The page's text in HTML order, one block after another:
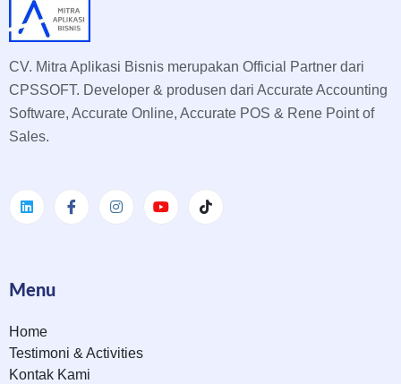
CV. Mitra Aplikasi Bisnis merupakan Official Partner dari
CPSSOFT. Developer & produsen dari Accurate Accounting
Software, Accurate Online, Accurate POS & Rene Point of
Sales.
Menu
Home
Testimoni & Activities
Kontak Kami